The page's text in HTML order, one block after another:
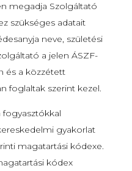
megadja Szolgáltató
szükséges adatait
neve, születési
a jelen ÁSZF-
és a közzétett
foglaltak szerint kezel.
fogyasztókkal
gyakorlat
magatartási kódexe.
kódex